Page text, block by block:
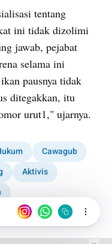
tentang
ini tidak dizolimi
jawab, pejabat
selama ini
pausnya tidak
ditegakkan, itu
urut1," ujarnya.
Cawagub
Aktivis